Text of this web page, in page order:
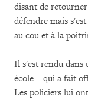
disant de
défendre mais
au cou et à la
Il s'est rendu dans
école – qui a fait
Les policiers lui